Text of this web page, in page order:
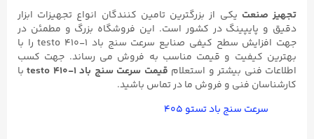
تجهیز صنعت یکی از بزرگترین تامین کنندگان انواع تجهیزات ابزار
دقیق و پایپینگ در کشور است. این فروشگاه بزرگ و مطمئن در
جهت افزایش سطح کیفی صنایع سرعت سنج باد testo ۴۱۰-۱ را با
بهترین کیفیت و قیمت مناسب به فروش می رساند. جهت کسب
اطلاعات فنی بیشتر و استعلام قیمت سرعت سنج باد testo ۴۱۰-۱
با
کارشناسان فنی و فروش ما در تماس باشید.
سرعت سنج باد تستو ۴۰۵